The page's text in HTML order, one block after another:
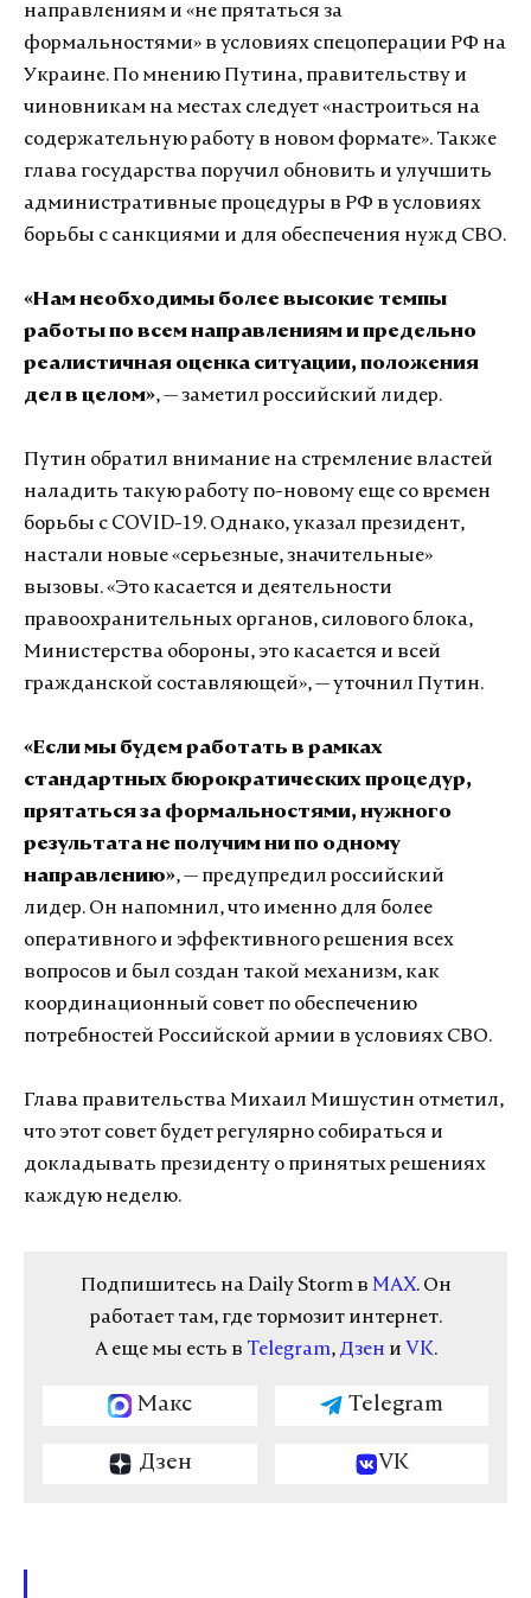
направлениям и «не прятаться за
формальностями» в условиях спецоперации РФ на
Украине. По мнению Путина, правительству и
чиновникам на местах следует «настроиться на
содержательную работу в новом формате». Также
глава государства поручил обновить и улучшить
административные процедуры в РФ в условиях
борьбы с санкциями и для обеспечения нужд СВО.
«Нам необходимы более высокие темпы
работы по всем направлениям и предельно
реалистичная оценка ситуации, положения
дел в целом», — заметил российский лидер.
Путин обратил внимание на стремление властей
наладить такую работу по-новому еще со времен
борьбы с COVID-19. Однако, указал президент,
настали новые «серьезные, значительные»
вызовы. «Это касается и деятельности
правоохранительных органов, силового блока,
Министерства обороны, это касается и всей
гражданской составляющей», — уточнил Путин.
«Если мы будем работать в рамках
стандартных бюрократических процедур,
прятаться за формальностями, нужного
результата не получим ни по одному
направлению», — предупредил российский
лидер. Он напомнил, что именно для более
оперативного и эффективного решения всех
вопросов и был создан такой механизм, как
координационный совет по обеспечению
потребностей Российской армии в условиях СВО.
Глава правительства Михаил Мишустин отметил,
что этот совет будет регулярно собираться и
докладывать президенту о принятых решениях
каждую неделю.
Подпишитесь на Daily Storm в MAX. Он
работает там, где тормозит интернет.
А еще мы есть в Telegram, Дзен и VK.
Макс Telegram
Дзен VK